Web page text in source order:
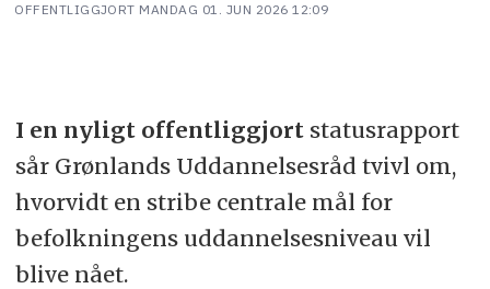
OFFENTLIGGJORT MANDAG 01. JUN 2026 12:09
I en nyligt offentliggjortstatusrapport
sår Grønlands Uddannelsesråd tvivl om,
hvorvidt en stribe centrale mål for
befolkningens uddannelsesniveau vil
blive nået.